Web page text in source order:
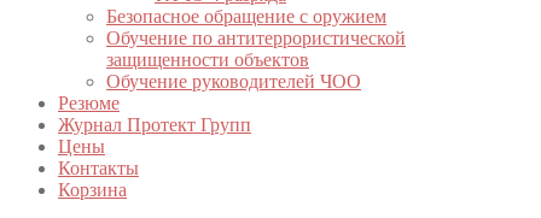
Безопасное обращение с оружием
Обучение по антитеррористической
защищенности объектов
Обучение руководителей ЧОО
Резюме
Журнал Протект Групп
Цены
Контакты
Корзина